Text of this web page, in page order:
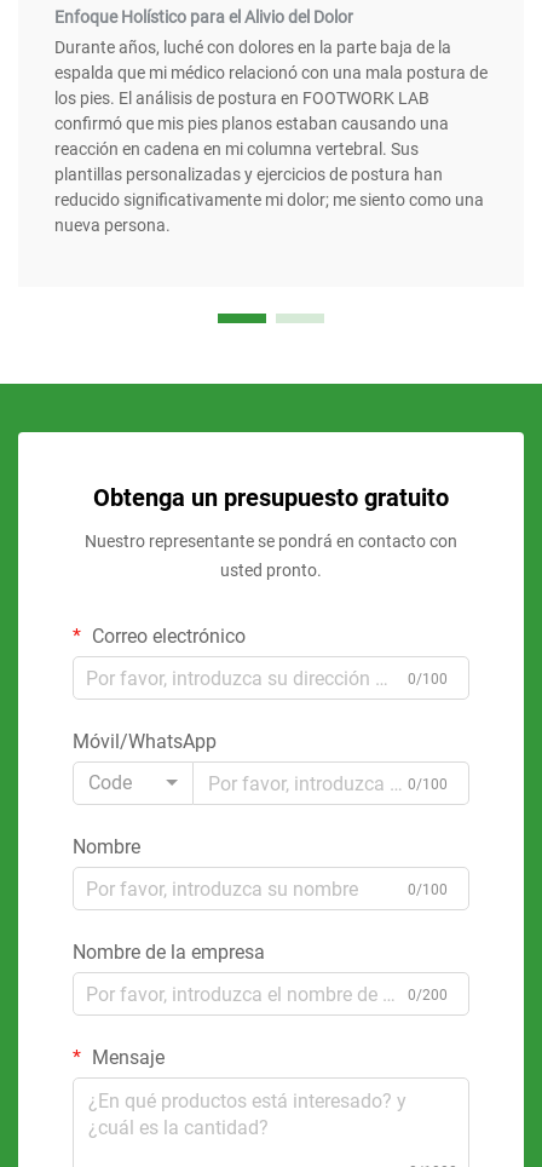
Enfoque Holístico para el Alivio del Dolor
Durante años, luché con dolores en la parte baja de la
espalda que mi médico relacionó con una mala postura de
los pies. El análisis de postura en FOOTWORK LAB
confirmó que mis pies planos estaban causando una
reacción en cadena en mi columna vertebral. Sus
plantillas personalizadas y ejercicios de postura han
reducido significativamente mi dolor; me siento como una
nueva persona.
Obtenga un presupuesto gratuito
Nuestro representante se pondrá en contacto con
usted pronto.
Correo electrónico
0/100
Móvil/WhatsApp
Code
0/100
Nombre
0/100
Nombre de la empresa
0/200
Mensaje